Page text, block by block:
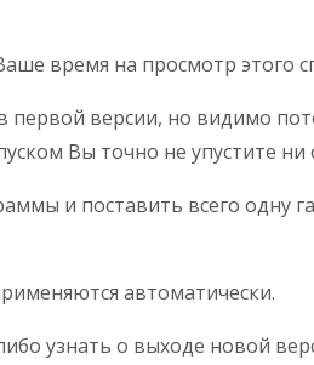
время на просмотр этого
версии, но видимо
Вы точно не упустите ни
и поставить всего одну
автоматически.
узнать о выходе новой